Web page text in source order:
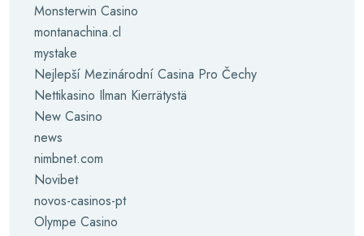
Monsterwin Casino
montanachina.cl
mystake
Nejlepší Mezinárodní Casina Pro Čechy
Nettikasino Ilman Kierrätystä
New Casino
news
nimbnet.com
Novibet
novos-casinos-pt
Olympe Casino